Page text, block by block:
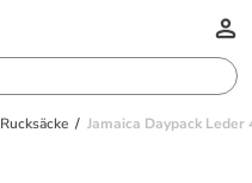
Rucksäcke Jamaica Daypack